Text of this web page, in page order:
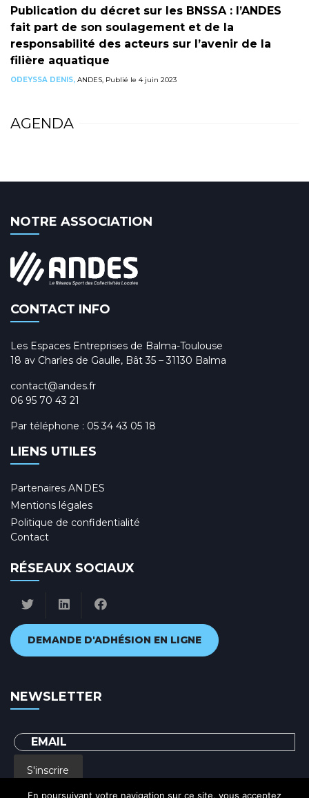
Publication du décret sur les BNSSA : l’ANDES
fait part de son soulagement et de la
responsabilité des acteurs sur l’avenir de la
filière aquatique
ODEYSSA DENIS, ANDES, Publié le 4 juin 2023
AGENDA
NOTRE ASSOCIATION
CONTACT INFO
Les Espaces Entreprises de Balma-Toulouse
18 av Charles de Gaulle, Bât 35 – 31130 Balma
contact@andes.fr
06 95 70 43 21
Par téléphone : 05 34 43 05 18
LIENS UTILES
Partenaires ANDES
Mentions légales
Politique de confidentialité
Contact
RÉSEAUX SOCIAUX
DEMANDE D'ADHÉSION EN LIGNE
NEWSLETTER
S'inscrire
En poursuivant votre navigation sur ce site, vous acceptez